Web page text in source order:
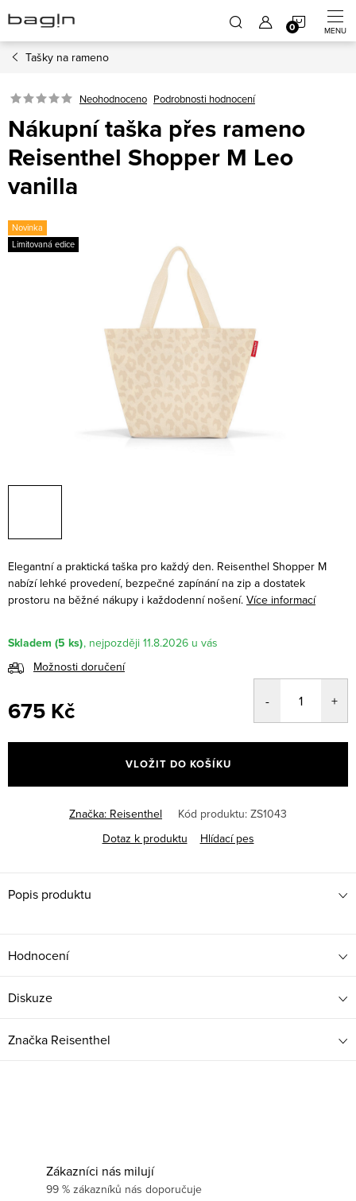
na
obsah
Tašky na rameno
Neohodnoceno Podrobnosti hodnocení
Nákupní taška přes rameno
Reisenthel Shopper M Leo
vanilla
Novinka
Limitovaná edice
Elegantní a praktická taška pro každý den. Reisenthel Shopper M
nabízí lehké provedení, bezpečné zapínání na zip a dostatek
prostoru na běžné nákupy i každodenní nošení. Více informací
Skladem (5 ks)
11.8.2026
Možnosti doručení
675 Kč
cena:
VLOŽIT DO KOŠÍKU
Značka: Reisenthel Kód produktu: ZS1043
Dotaz k produktu
Hlídací pes
Popis produktu
Hodnocení
Diskuze
Značka Reisenthel
Zákazníci nás milují
99 % zákazníků nás doporučuje